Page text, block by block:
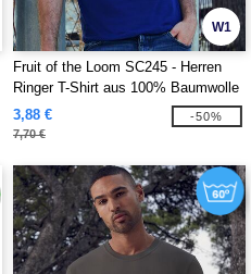
W1
Fruit of the Loom SC245 - Herren
Ringer T-Shirt aus 100% Baumwolle
3,88 €
7,70 €
-50%